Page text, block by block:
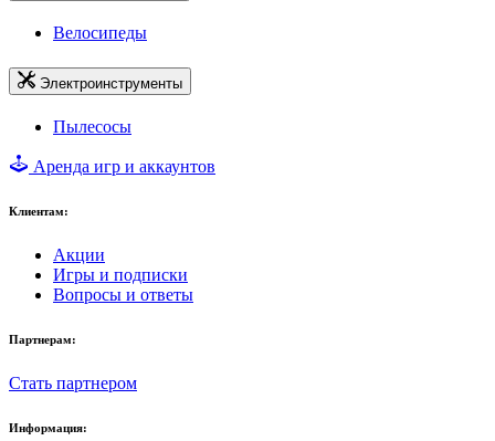
Велосипеды
Электроинструменты
Пылесосы
Аренда игр и аккаунтов
Клиентам:
Акции
Игры и подписки
Вопросы и ответы
Партнерам:
Стать партнером
Информация: